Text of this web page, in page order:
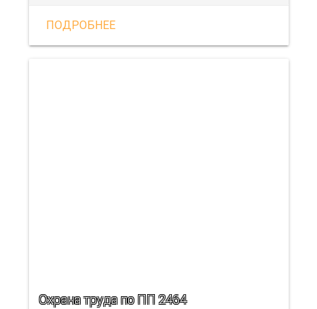
ПОДРОБНЕЕ
Охрана труда по ПП 2464